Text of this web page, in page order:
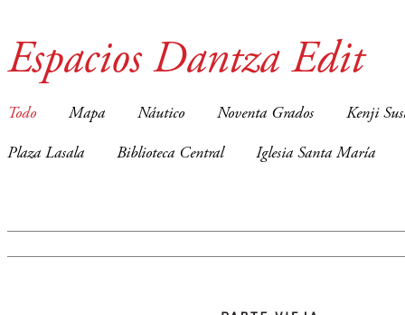
Espacios Dantza Edit
Todo Mapa Náutico Noventa Grados Kenji
Plaza Lasala Biblioteca Central Iglesia Santa María